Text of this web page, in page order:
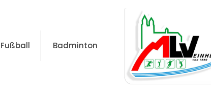
Fußball Badminton